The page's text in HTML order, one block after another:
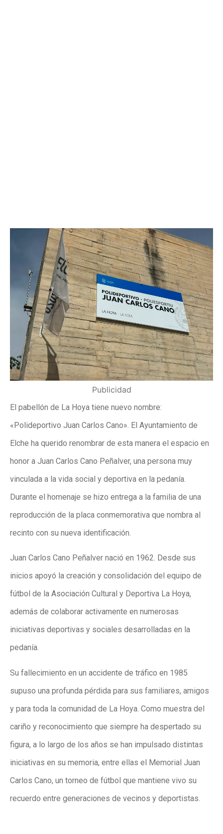
Publicidad
El pabellón de La Hoya tiene nuevo nombre:
«Polideportivo Juan Carlos Cano». El Ayuntamiento de
Elche ha querido renombrar de esta manera el espacio en
honor a Juan Carlos Cano Peñalver, una persona muy
vinculada a la vida social y deportiva en la pedanía.
Durante el homenaje se hizo entrega a la familia de una
reproducción de la placa conmemorativa que nombra al
recinto con su nueva identificación.
Juan Carlos Cano Peñalver nació en 1962. Desde sus
inicios apoyó la creación y consolidación del equipo de
fútbol de la Asociación Cultural y Deportiva La Hoya,
además de colaborar activamente en numerosas
iniciativas deportivas y sociales desarrolladas en la
pedanía.
Su fallecimiento en un accidente de tráfico en 1985
supuso una profunda pérdida para sus familiares, amigos
y para toda la comunidad de La Hoya. Como muestra del
cariño y reconocimiento que siempre ha despertado su
figura, a lo largo de los años se han impulsado distintas
iniciativas en su memoria, entre ellas el Memorial Juan
Carlos Cano, un torneo de fútbol que mantiene vivo su
recuerdo entre generaciones de vecinos y deportistas.